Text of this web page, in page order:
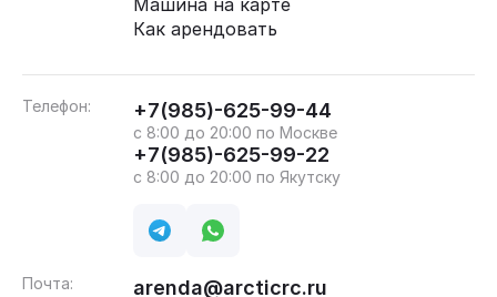
Машина на карте
Как арендовать
Телефон: +7(985)-625-99-44
с 8:00 до 20:00 по Москве
+7(985)-625-99-22
с 8:00 до 20:00 по Якутску
Почта: arenda@arcticrc.ru